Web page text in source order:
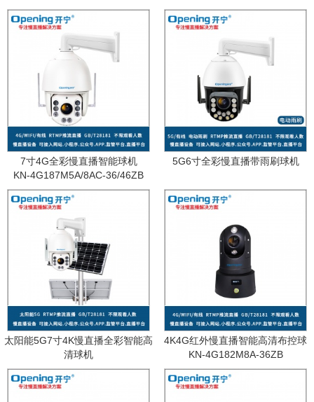
7寸4G全彩慢直播智能球机
KN-4G187M5A/8AC-36/46ZB
5G6寸全彩慢直播带雨刷球机
太阳能5G7寸4K慢直播全彩智能高
清球机
4K4G红外慢直播智能高清布控球
KN-4G182M8A-36ZB